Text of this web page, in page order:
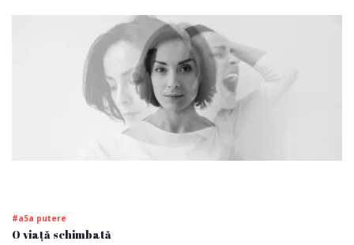
#a5a putere
O viață schimbată